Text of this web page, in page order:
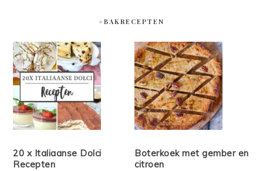
#BAKRECEPTEN
20 x Italiaanse Dolci
Recepten
Boterkoek met gember en
citroen